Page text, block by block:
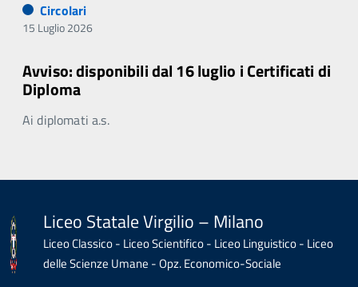
Circolari
15 Luglio 2026
Avviso: disponibili dal 16 luglio i Certificati di
Diploma
Ai diplomati a.s.
Liceo Statale Virgilio – Milano
Liceo Classico - Liceo Scientifico - Liceo Linguistico - Liceo
delle Scienze Umane - Opz. Economico-Sociale